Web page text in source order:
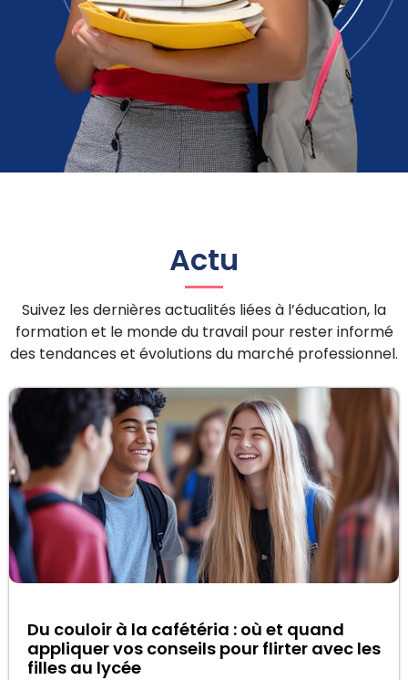
Actu
Suivez les dernières actualités liées à l’éducation, la
formation et le monde du travail pour rester informé
des tendances et évolutions du marché professionnel.
Du couloir à la cafétéria : où et quand
appliquer vos conseils pour flirter avec les
filles au lycée